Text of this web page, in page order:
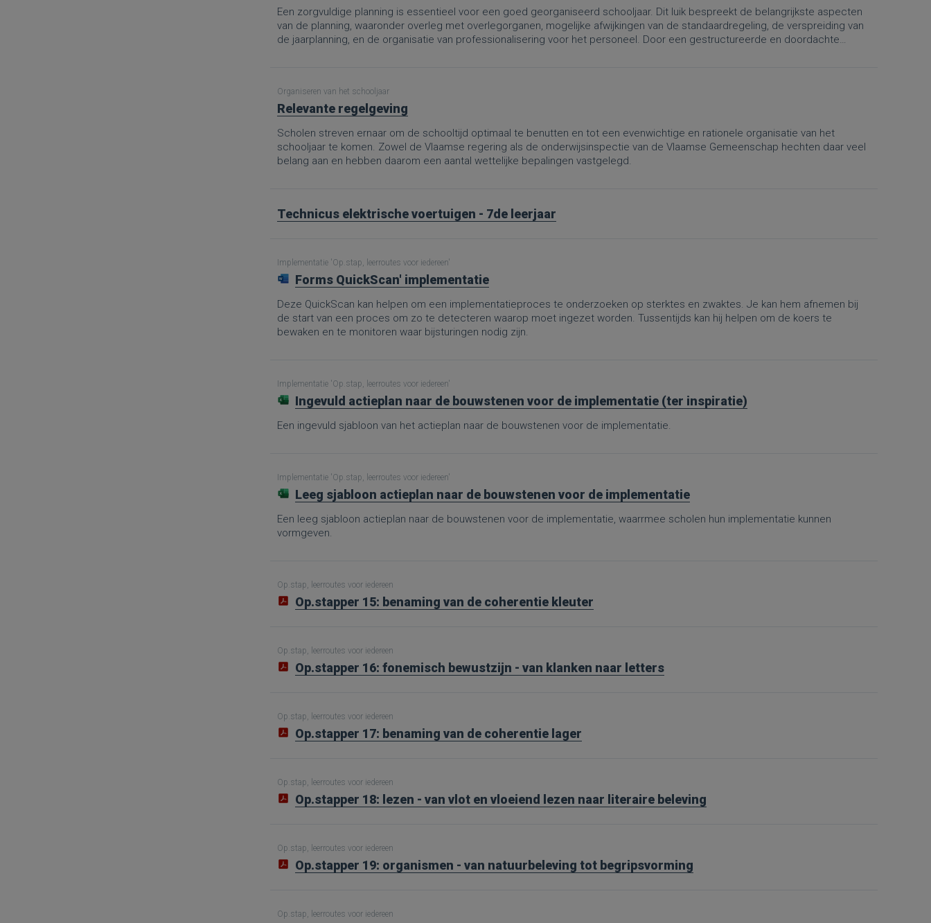
Een zorgvuldige planning is essentieel voor een goed georganiseerd schooljaar. Dit luik bespreekt de belangrijkste aspecten
van de planning, waaronder overleg met overlegorganen, mogelijke afwijkingen van de standaardregeling, de verspreiding van
de jaarplanning, en de organisatie van professionalisering voor het personeel. Door een gestructureerde en doordachte
Organiseren van het schooljaar
Relevante regelgeving
Scholen streven ernaar om de schooltijd optimaal te benutten en tot een evenwichtige en rationele organisatie van het
schooljaar te komen. Zowel de Vlaamse regering als de onderwijsinspectie van de Vlaamse Gemeenschap hechten daar veel
belang aan en hebben daarom een aantal wettelijke bepalingen vastgelegd.
Technicus elektrische voertuigen - 7de leerjaar
Implementatie 'Op.stap, leerroutes voor iedereen'
Forms QuickScan' implementatie
Deze QuickScan kan helpen om een implementatieproces te onderzoeken op sterktes en zwaktes. Je kan hem afnemen bij
de start van een proces om zo te detecteren waarop moet ingezet worden. Tussentijds kan hij helpen om de koers te
bewaken en te monitoren waar bijsturingen nodig zijn.
Implementatie 'Op.stap, leerroutes voor iedereen'
Ingevuld actieplan naar de bouwstenen voor de implementatie (ter inspiratie)
Een ingevuld sjabloon van het actieplan naar de bouwstenen voor de implementatie.
Implementatie 'Op.stap, leerroutes voor iedereen'
Leeg sjabloon actieplan naar de bouwstenen voor de implementatie
Een leeg sjabloon actieplan naar de bouwstenen voor de implementatie, waarrmee scholen hun implementatie kunnen
vormgeven.
Op.stap, leerroutes voor iedereen
Op.stapper 15: benaming van de coherentie kleuter
Op.stap, leerroutes voor iedereen
Op.stapper 16: fonemisch bewustzijn - van klanken naar letters
Op.stap, leerroutes voor iedereen
Op.stapper 17: benaming van de coherentie lager
Op.stap, leerroutes voor iedereen
Op.stapper 18: lezen - van vlot en vloeiend lezen naar literaire beleving
Op.stap, leerroutes voor iedereen
Op.stapper 19: organismen - van natuurbeleving tot begripsvorming
Op.stap, leerroutes voor iedereen